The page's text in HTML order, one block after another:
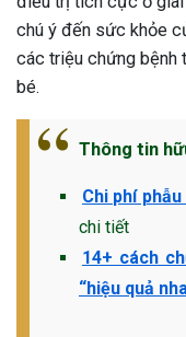
chú ý đến sức khỏe
các triệu chứng
bé.
Thông tin
Chi phí
chi tiết
14+ cách
“hiệu quả